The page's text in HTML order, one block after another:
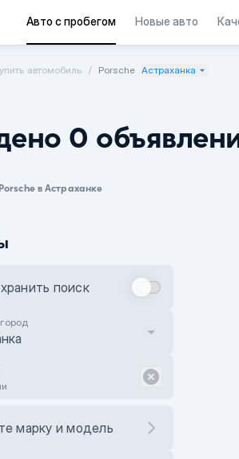
Авто с пробегом Новые авто
автомобиль Porsche Астраханка
0
в Астраханке
поиск
марку и модель